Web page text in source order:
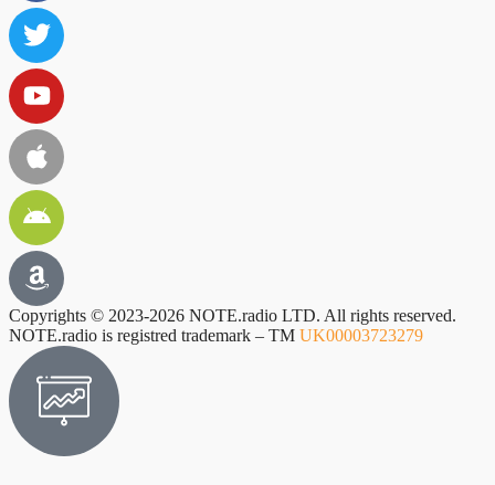
Copyrights © 2023-2026 NOTE.radio LTD. All rights reserved.
NOTE.radio is registred trademark – TM UK00003723279